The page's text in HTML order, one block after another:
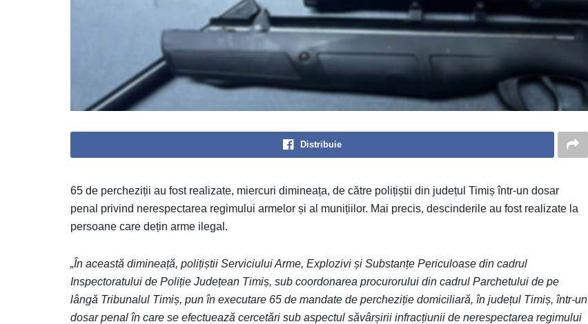
Distribuie
65 de percheziții au fost realizate, miercuri dimineața, de către polițiștii din județul Timiș într-un dosar
penal privind nerespectarea regimului armelor și al munițiilor. Mai precis, descinderile au fost realizate la
persoane care dețin arme ilegal.
„În această dimineață, polițiștii Serviciului Arme, Explozivi și Substanțe Periculoase din cadrul
Inspectoratului de Poliție Județean Timiș, sub coordonarea procurorului din cadrul Parchetului de pe
lângă Tribunalul Timiș, pun în executare 65 de mandate de percheziție domiciliară, în județul Timiș, într-un
dosar penal în care se efectuează cercetări sub aspectul săvârșirii infracțiunii de nerespectarea regimului